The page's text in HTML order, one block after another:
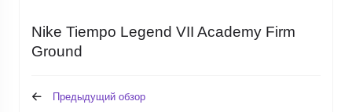
Nike Tiempo Legend VII Academy Firm
Ground
Предыдущий обзор